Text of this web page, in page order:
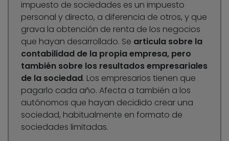
impuesto de sociedades es un impuesto
personal y directo, a diferencia de otros, y que
grava la obtención de renta de los negocios
que hayan desarrollado. Se articula sobre la
contabilidad de la propia empresa, pero
también sobre los resultados empresariales
de la sociedad. Los empresarios tienen que
pagarlo cada año. Afecta a también a los
autónomos que hayan decidido crear una
sociedad, habitualmente en formato de
sociedades limitadas.